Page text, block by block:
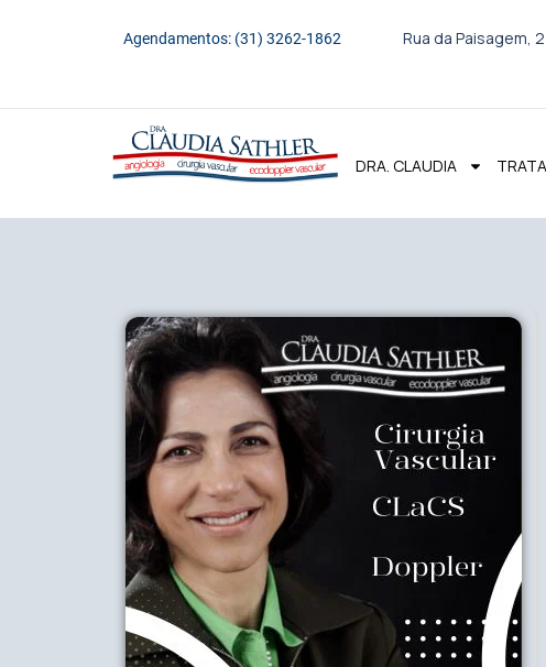
Agendamentos: (31) 3262-1862 Rua da Paisagem,
DRA. CLAUDIA